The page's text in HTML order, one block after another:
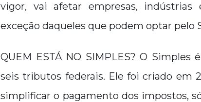
vigor, vai afetar empresas,
exceção daqueles que podem optar pelo
QUEM ESTÁ NO SIMPLES? O
seis tributos federais. Ele foi criado em
simplificar o pagamento dos impostos,